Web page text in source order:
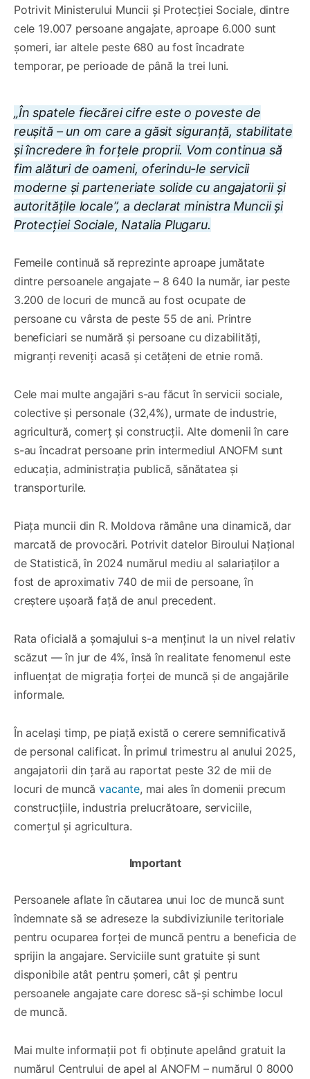
Potrivit Ministerului Muncii și Protecției Sociale, dintre
cele 19.007 persoane angajate, aproape 6.000 sunt
șomeri, iar altele peste 680 au fost încadrate
temporar, pe perioade de până la trei luni.
„În spatele fiecărei cifre este o poveste de
reușită – un om care a găsit siguranță, stabilitate
și încredere în forțele proprii. Vom continua să
fim alături de oameni, oferindu-le servicii
moderne și parteneriate solide cu angajatorii și
autoritățile locale”, a declarat ministra Muncii și
Protecției Sociale, Natalia Plugaru.
Femeile continuă să reprezinte aproape jumătate
dintre persoanele angajate – 8 640 la număr, iar peste
3.200 de locuri de muncă au fost ocupate de
persoane cu vârsta de peste 55 de ani. Printre
beneficiari se numără și persoane cu dizabilități,
migranți reveniți acasă și cetățeni de etnie romă.
Cele mai multe angajări s-au făcut în servicii sociale,
colective și personale (32,4%), urmate de industrie,
agricultură, comerț și construcții. Alte domenii în care
s-au încadrat persoane prin intermediul ANOFM sunt
educația, administrația publică, sănătatea și
transporturile.
Piața muncii din R. Moldova rămâne una dinamică, dar
marcată de provocări. Potrivit datelor Biroului Național
de Statistică, în 2024 numărul mediu al salariaților a
fost de aproximativ 740 de mii de persoane, în
creștere ușoară față de anul precedent.
Rata oficială a șomajului s-a menținut la un nivel relativ
scăzut — în jur de 4%, însă în realitate fenomenul este
influențat de migrația forței de muncă și de angajările
informale.
În același timp, pe piață există o cerere semnificativă
de personal calificat. În primul trimestru al anului 2025,
angajatorii din țară au raportat peste 32 de mii de
locuri de muncă vacante, mai ales în domenii precum
construcțiile, industria prelucrătoare, serviciile,
comerțul și agricultura.
Important
Persoanele aflate în căutarea unui loc de muncă sunt
îndemnate să se adreseze la subdiviziunile teritoriale
pentru ocuparea forței de muncă pentru a beneficia de
sprijin la angajare. Serviciile sunt gratuite și sunt
disponibile atât pentru șomeri, cât și pentru
persoanele angajate care doresc să-și schimbe locul
de muncă.
Mai multe informații pot fi obținute apelând gratuit la
numărul Centrului de apel al ANOFM – numărul 0 8000